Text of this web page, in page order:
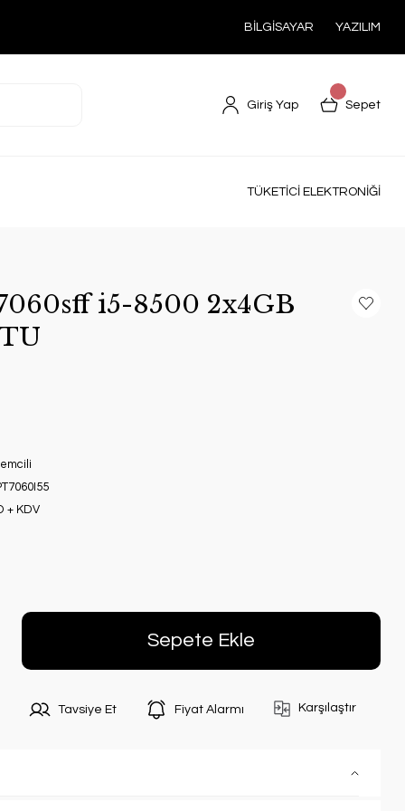
BİLGİSAYAR YAZILIM
Giriş Yap Sepet
TÜKETİCİ ELEKTRONİĞİ
i5-8500 2x4GB
+ KDV
Sepete Ekle
Tavsiye Et Fiyat Alarmı Karşılaştır